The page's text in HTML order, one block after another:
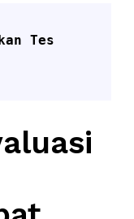
Tes